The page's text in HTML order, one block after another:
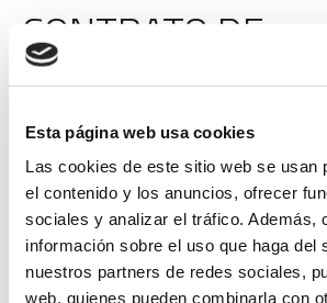
Esta página web usa cookies
Las cookies de este sitio web se usan
el contenido y los anuncios, ofrecer
sociales y analizar el tráfico. Además,
información sobre el uso que haga del
nuestros partners de redes sociales,
web, quienes pueden combinarla con
CONTRATO DE
SUMINISTRO DE
VEHICULOS PARA
SERVICIOS DE
MANTENIMIENTO,